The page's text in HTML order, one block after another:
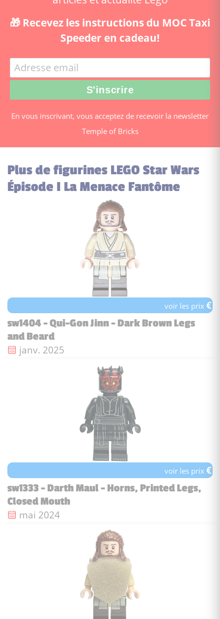
🎁 Recevez les instructions du MOC Taxi
Speeder en cadeau!
En vous inscrivant, vous acceptez de recevoir la newsletter
Temple of Bricks
Plus de figurines LEGO Star Wars
Épisode I La Menace Fantôme
voir les prix€
sw1404 - Qui-Gon Jinn - Dark Brown Legs
and Beard
Date de sortie :
janv. 2025
voir les prix€
sw1333 - Darth Maul - Horns, Printed Legs,
Closed Mouth
Date de sortie :
mai 2024